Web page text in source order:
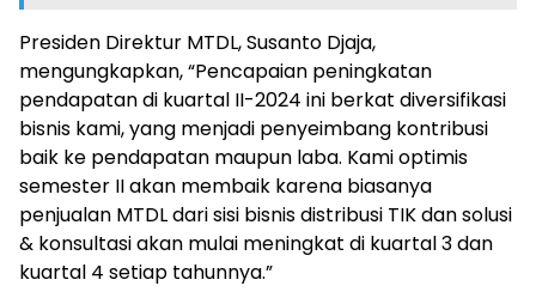
Presiden Direktur MTDL, Susanto Djaja,
mengungkapkan, “Pencapaian peningkatan
pendapatan di kuartal II-2024 ini berkat diversifikasi
bisnis kami, yang menjadi penyeimbang kontribusi
baik ke pendapatan maupun laba. Kami optimis
semester II akan membaik karena biasanya
penjualan MTDL dari sisi bisnis distribusi TIK dan solusi
& konsultasi akan mulai meningkat di kuartal 3 dan
kuartal 4 setiap tahunnya.”